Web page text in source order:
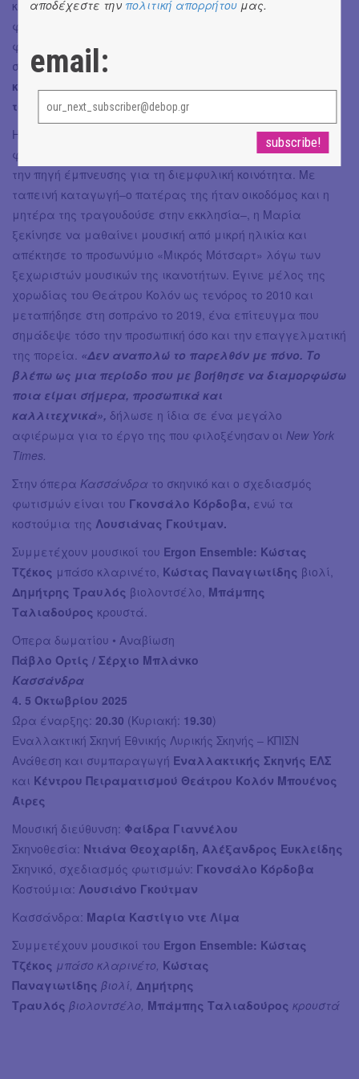
καριέρα της στη μουσική. Ξεκίνησε να τραγουδά στη
φωνητική περιοχή του τενόρου αλλά, μετά τη
φυλομετάβασή της, καλλιέργησε την περιοχή της
σοπράνο, επιτυγχάνοντας να γίνει
καλλιτέχνις που εμφανίστηκε ως σοπράνο στη σκηνή
του ιστορικού Θεάτρου Κολόν του Μπουένος Άιρες.
Η πορεία της σηματοδοτείται από την εξαιρετική
φωνητική της ικανότητα και την επιμονή της, καθιστώντας
την πηγή έμπνευσης για τη διεμφυλική κοινότητα. Με
ταπεινή καταγωγή–ο πατέρας της ήταν οικοδόμος και η
μητέρα της τραγουδούσε στην εκκλησία–, η Μαρία
ξεκίνησε να μαθαίνει μουσική από μικρή ηλικία και
απέκτησε το προσωνύμιο «Μικρός Μότσαρτ» λόγω των
ξεχωριστών μουσικών της ικανοτήτων. Έγινε μέλος της
χορωδίας του Θεάτρου Κολόν ως τενόρος το 2010 και
μεταπήδησε στη σοπράνο το 2019, ένα επίτευγμα που
σημάδεψε τόσο την προσωπική όσο και την επαγγελματική
της πορεία. «Δεν αναπολώ το παρελθόν με πόνο. Το
βλέπω ως μια περίοδο που με βοήθησε να διαμορφώσω
ποια είμαι σήμερα, προσωπικά και
καλλιτεχνικά», δήλωσε η ίδια σε ένα μεγάλο
αφιέρωμα για το έργο της που φιλοξένησαν οι New York
Times.
Στην όπερα Κασσάνδρα το σκηνικό και ο σχεδιασμός
φωτισμών είναι του Γκονσάλο Κόρδοβα, ενώ τα
κοστούμια της Λουσιάνας Γκούτμαν.
Συμμετέχουν μουσικοί του Ergon Ensemble: Κώστας
Τζέκος μπάσο κλαρινέτο, Κώστας Παναγιωτίδης βιολί,
Δημήτρης Τραυλός βιολοντσέλο, Μπάμπης
Ταλιαδούρος κρουστά.
Όπερα δωματίου • Αναβίωση
Πάβλο Ορτίς / Σέρχιο Μπλάνκο
Κασσάνδρα
4. 5 Οκτωβρίου 2025
Ώρα έναρξης: 20.30 (Κυριακή: 19.30)
Εναλλακτική Σκηνή Εθνικής Λυρικής Σκηνής – ΚΠΙΣΝ
Ανάθεση και συμπαραγωγή Εναλλακτικής Σκηνής ΕΛΣ
και Κέντρου Πειραματισμού Θεάτρου Κολόν Μπουένος
Άιρες
Μουσική διεύθυνση: Φαίδρα Γιαννέλου
Σκηνοθεσία: Ντιάνα Θεοχαρίδη, Αλέξανδρος Ευκλείδης
Σκηνικό, σχεδιασμός φωτισμών: Γκονσάλο Κόρδοβα
Κοστούμια: Λουσιάνο Γκούτμαν
Κασσάνδρα: Μαρία Καστίγιο ντε Λίμα
Συμμετέχουν μουσικοί του Ergon Ensemble: Κώστας
Τζέκος μπάσο κλαρινέτο, Κώστας
Παναγιωτίδης βιολί, Δημήτρης
Τραυλός βιολοντσέλο, Μπάμπης Ταλιαδούρος κρουστά
αποδέχεστε την πολιτική απορρήτου μας.
email: